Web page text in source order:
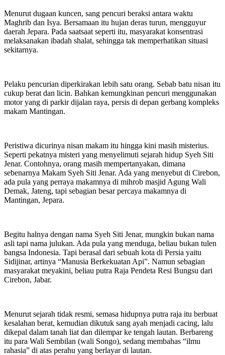
Menurut dugaan kuncen, sang pencuri beraksi antara waktu
Maghrib dan Isya. Bersamaan itu hujan deras turun, mengguyur
daerah Jepara. Pada saatsaat seperti itu, masyarakat konsentrasi
melaksanakan ibadah shalat, sehingga tak memperhatikan situasi
sekitarnya.
Pelaku pencurian diperkirakan lebih satu orang. Sebab batu nisan itu
cukup berat dan licin. Bahkan kemungkinan pencuri menggunakan
motor yang di parkir dijalan raya, persis di depan gerbang kompleks
makam Mantingan.
Peristiwa dicurinya nisan makam itu hingga kini masih misterius.
Seperti pekatnya misteri yang menyelimuti sejarah hidup Syeh Siti
Jenar. Contohnya, orang masih mempertanyakan, dimana
sebenarnya Makam Syeh Siti Jenar. Ada yang menyebut di Cirebon,
ada pula yang perraya makamnya di mihrob masjid Agung Wali
Demak, Jateng, tapi sebagian besar percaya makamnya di
Mantingan, Jepara.
Begitu halnya dengan nama Syeh Siti Jenar, mungkin bukan nama
asli tapi nama julukan. Ada pula yang menduga, beliau bukan tulen
bangsa Indonesia. Tapi berasal dari sebuah kota di Persia yaitu
Sidijinar, artinya “Manusia Berkekuatan Api”. Namun sebagian
masyarakat meyakini, beliau putra Raja Pendeta Resi Bungsu dari
Cirebon, Jabar.
Menurut sejarah tidak resmi, semasa hidupnya putra raja itu berbuat
kesalahan berat, kemudian dikutuk sang ayah menjadi cacing, lalu
dikepal dalam tanah liat dan dilempar ke tengah lautan. Berbareng
itu para Wali Sembilan (wali Songo), sedang membahas “ilmu
rahasia” di atas perahu yang berlayar di lautan.